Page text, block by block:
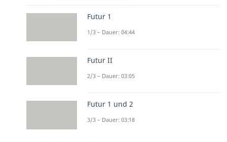
Futur 1
1/3 – Dauer: 04:44
Futur II
2/3 – Dauer: 03:05
Futur 1 und 2
3/3 – Dauer: 03:18